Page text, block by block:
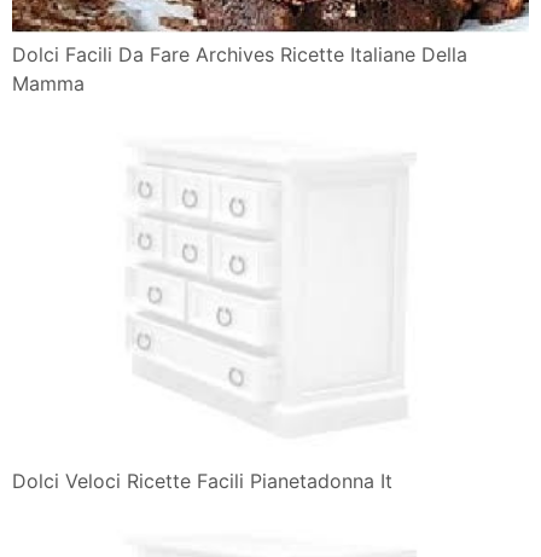
Dolci Facili Da Fare Archives Ricette Italiane Della
Mamma
Dolci Veloci Ricette Facili Pianetadonna It